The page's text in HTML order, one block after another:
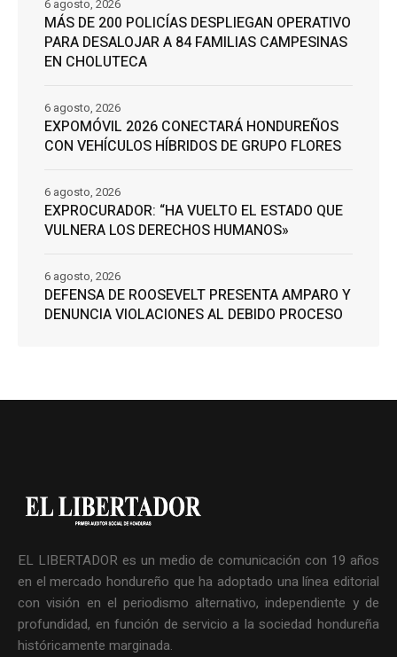
MÁS DE 200 POLICÍAS DESPLIEGAN OPERATIVO
PARA DESALOJAR A 84 FAMILIAS CAMPESINAS
EN CHOLUTECA
6 agosto, 2026
EXPOMÓVIL 2026 CONECTARÁ HONDUREÑOS
CON VEHÍCULOS HÍBRIDOS DE GRUPO FLORES
6 agosto, 2026
EXPROCURADOR: “HA VUELTO EL ESTADO QUE
VULNERA LOS DERECHOS HUMANOS»
6 agosto, 2026
DEFENSA DE ROOSEVELT PRESENTA AMPARO Y
DENUNCIA VIOLACIONES AL DEBIDO PROCESO
6 agosto, 2026
EL LIBERTADOR es un medio de comunicación con 19 años
en el mercado hondureño que ha adoptado una línea editorial
con visión en el periodismo alternativo, independiente y de
profundidad, en función de servicio a la sociedad hondureña
históricamente marginada.